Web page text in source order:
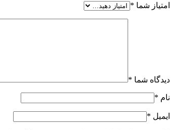
امتیاز شما *
دیدگاه شما *
نام *
ایمیل *